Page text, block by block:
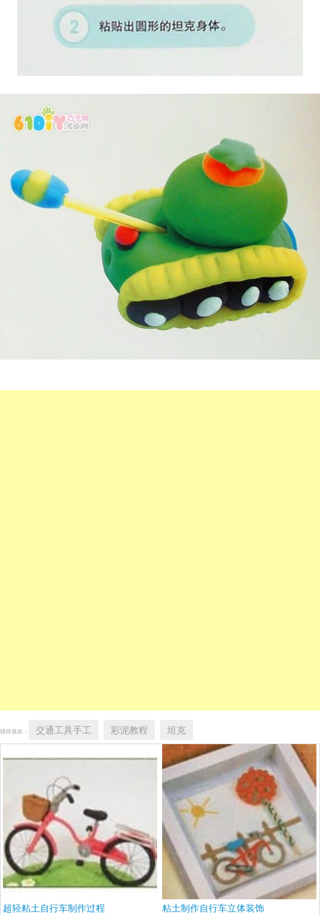
猜你喜欢： 交通工具手工 彩泥教程 坦克
超轻粘土自行车制作过程 粘土制作自行车立体装饰